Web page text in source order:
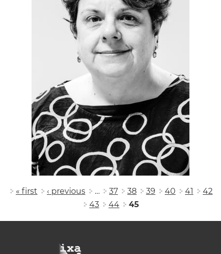
Pages
« first ‹ previous … 37 38 39 40 41
42
43
44 45